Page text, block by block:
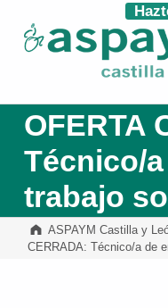
OFERTA
Técnico/
trabajo
ASPAYM Castilla y
CERRADA: Técnico/a de